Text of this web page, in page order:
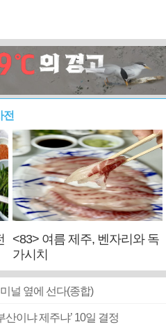
전
<83> 여름 제주, 벤자리와 독
가시치
널 옆에 선다(종합)
산이냐 제주냐’ 10일 결정